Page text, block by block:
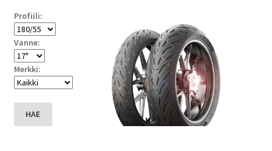
Profiili:
Vanne:
Merkki:
HAE